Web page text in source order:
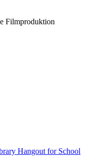
Filmproduktion
Hangout for School